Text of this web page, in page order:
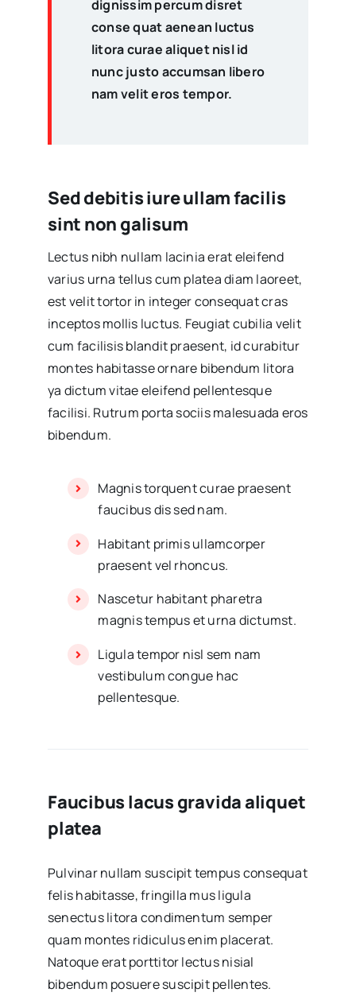
dignissim percum disret
conse quat aenean luctus
litora curae aliquet nisl id
nunc justo accumsan libero
nam velit eros tempor.
Sed debitis iure ullam facilis
sint non galisum
Lectus nibh nullam lacinia erat eleifend
varius urna tellus cum platea diam laoreet,
est velit tortor in integer consequat cras
inceptos mollis luctus. Feugiat cubilia velit
cum facilisis blandit praesent, id curabitur
montes habitasse ornare bibendum litora
ya dictum vitae eleifend pellentesque
facilisi. Rutrum porta sociis malesuada eros
bibendum.
Magnis torquent curae praesent
faucibus dis sed nam.
Habitant primis ullamcorper
praesent vel rhoncus.
Nascetur habitant pharetra
magnis tempus et urna dictumst.
Ligula tempor nisl sem nam
vestibulum congue hac
pellentesque.
Faucibus lacus gravida aliquet
platea
Pulvinar nullam suscipit tempus consequat
felis habitasse, fringilla mus ligula
senectus litora condimentum semper
quam montes ridiculus enim placerat.
Natoque erat porttitor lectus nisial
bibendum posuere suscipit pellentes.